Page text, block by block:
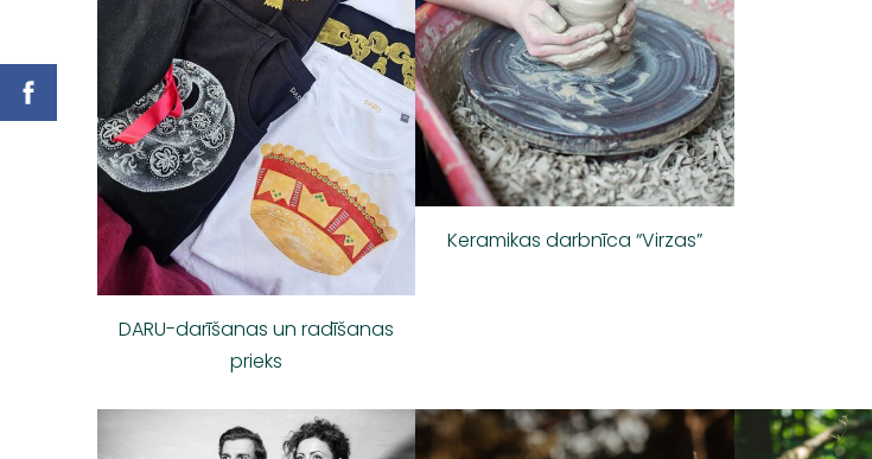
DARU-darīšanas un radīšanas
prieks
Keramikas darbnīca “Virzas”